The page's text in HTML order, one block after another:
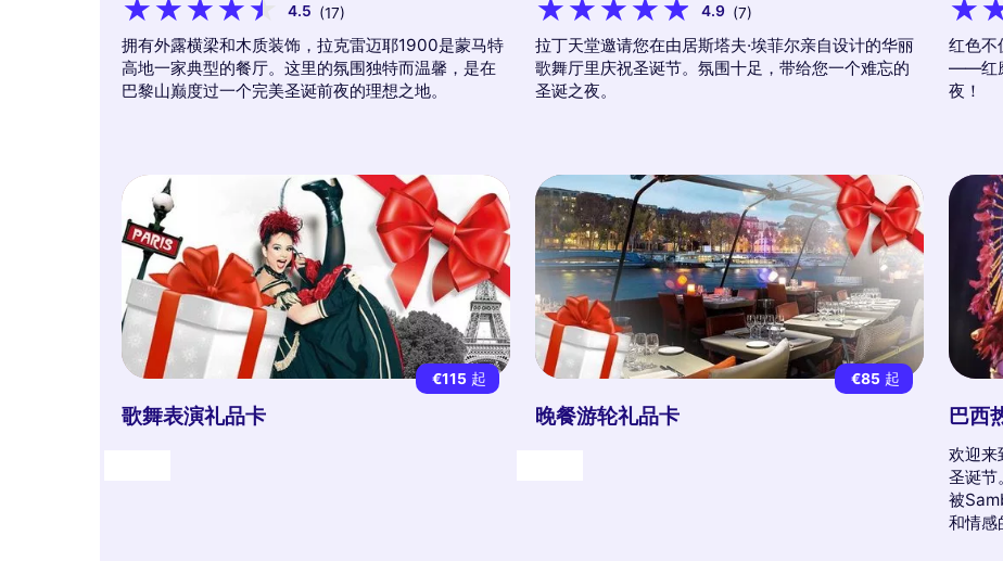
4.5 (17)
拥有外露横梁和木质装饰，拉克雷迈耶1900是蒙马特
高地一家典型的餐厅。这里的氛围独特而温馨，是在
巴黎山巅度过一个完美圣诞前夜的理想之地。
4.9 (7)
拉丁天堂邀请您在由居斯塔夫·埃菲尔亲自设计的华丽
歌舞厅里庆祝圣诞节。氛围十足，带给您一个难忘的
圣诞之夜。
红色不
——红
夜！
€115 起
歌舞表演礼品卡
€85 起
晚餐游轮礼品卡 巴西
欢迎来
圣诞节
被
和情感